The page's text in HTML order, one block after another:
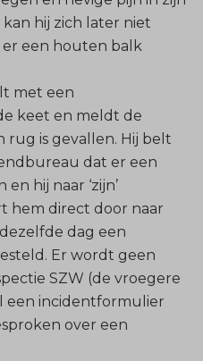
hij zich later niet
een houten balk
met een
keet en meldt de
rug is gevallen. Hij belt
dat er een
hij naar ‘zijn’
hem direct door naar
dag een
Er wordt geen
SZW (de vroegere
een incidentformulier
over een